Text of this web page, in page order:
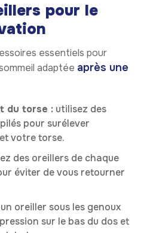
pour le
essentiels pour
adaptée après une
du torse : utilisez des
pour surélever
votre torse.
des oreillers de chaque
éviter de vous retourner
un oreiller sous les genoux
sur le bas du dos et